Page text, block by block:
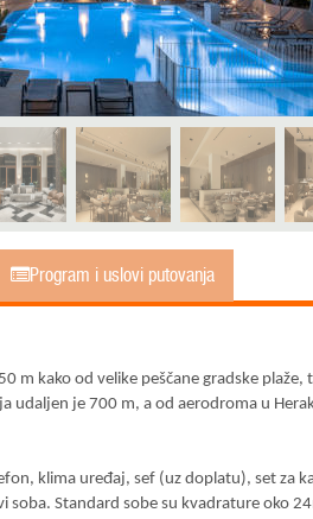
Program i uslovi putovanja
m kako od velike peščane gradske plaže,
udaljen je 700 m, a od aerodroma u
klima uređaj, sef (uz doplatu), set za
soba. Standard sobe su kvadrature oko